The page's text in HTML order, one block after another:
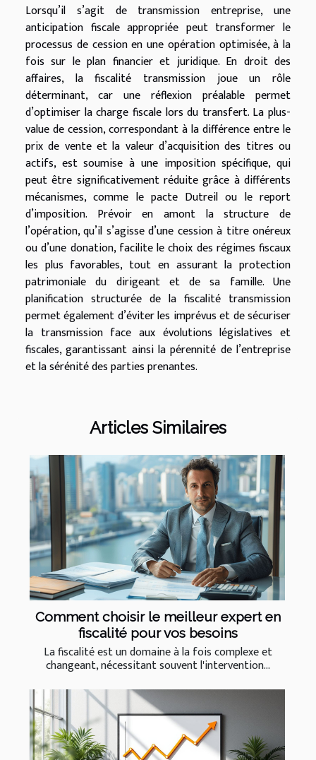
Lorsqu’il s’agit de transmission entreprise, une
anticipation fiscale appropriée peut transformer le
processus de cession en une opération optimisée, à la
fois sur le plan financier et juridique. En droit des
affaires, la fiscalité transmission joue un rôle
déterminant, car une réflexion préalable permet
d’optimiser la charge fiscale lors du transfert. La plus-
value de cession, correspondant à la différence entre le
prix de vente et la valeur d’acquisition des titres ou
actifs, est soumise à une imposition spécifique, qui
peut être significativement réduite grâce à différents
mécanismes, comme le pacte Dutreil ou le report
d’imposition. Prévoir en amont la structure de
l’opération, qu’il s’agisse d’une cession à titre onéreux
ou d’une donation, facilite le choix des régimes fiscaux
les plus favorables, tout en assurant la protection
patrimoniale du dirigeant et de sa famille. Une
planification structurée de la fiscalité transmission
permet également d’éviter les imprévus et de sécuriser
la transmission face aux évolutions législatives et
fiscales, garantissant ainsi la pérennité de l’entreprise
et la sérénité des parties prenantes.
Articles Similaires
Comment choisir le meilleur expert en
fiscalité pour vos besoins
La fiscalité est un domaine à la fois complexe et
changeant, nécessitant souvent l'intervention...